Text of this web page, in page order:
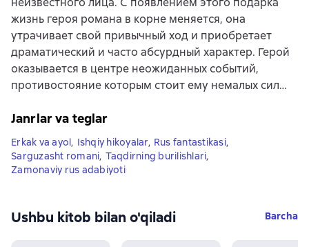
жизнь героя романа в корне меняется, она
утрачивает свой привычный ход и приобретает
драматический и часто абсурдный характер. Герой
оказывается в центре неожиданных событий,
противостояние которым стоит ему немалых сил…
Janrlar va teglar
Erkak va ayol, Ishqiy hikoyalar, Rus fantastikasi,
Sarguzasht romani, Taqdirning burilishlari,
Zamonaviy rus adabiyoti
Ushbu kitob bilan o'qiladi Barcha